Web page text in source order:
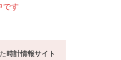
です
時計情報サイト